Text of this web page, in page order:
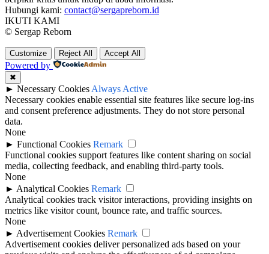
Hubungi kami: contact@sergapreborn.id
IKUTI KAMI
© Sergap Reborn
Customize Reject All Accept All
Powered by
✖
► Necessary Cookies Always Active
Necessary cookies enable essential site features like secure log-ins
and consent preference adjustments. They do not store personal
data.
None
► Functional Cookies Remark
Functional cookies support features like content sharing on social
media, collecting feedback, and enabling third-party tools.
None
► Analytical Cookies Remark
Analytical cookies track visitor interactions, providing insights on
metrics like visitor count, bounce rate, and traffic sources.
None
► Advertisement Cookies Remark
Advertisement cookies deliver personalized ads based on your